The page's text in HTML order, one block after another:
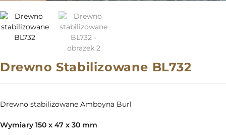
Drewno Stabilizowane BL732
Drewno stabilizowane Amboyna Burl
Wymiary 150 x 47 x 30 mm